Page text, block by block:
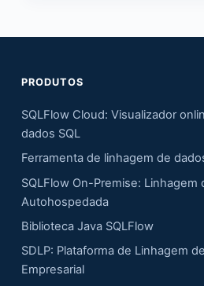
PRODUTOS
SQLFlow Cloud: Visualizador
dados SQL
Ferramenta de linhagem de
SQLFlow On-Premise: Linhagem
Autohospedada
Biblioteca Java SQLFlow
SDLP: Plataforma de Linhagem
Empresarial